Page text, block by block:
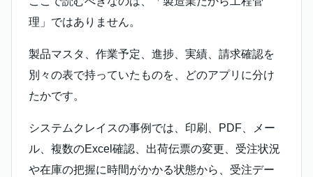
理」ではありません。
製品マスタ、作業予定、進捗、実績、請求確認を
別々の表で持っていたものを、どのアプリに分け
たかです。
システムクレイスの事例では、印刷、PDF、メー
ル、複数のExcel確認、出荷伝票の変更、受注状況
や在庫の把握に時間がかかる状態から、受注デー